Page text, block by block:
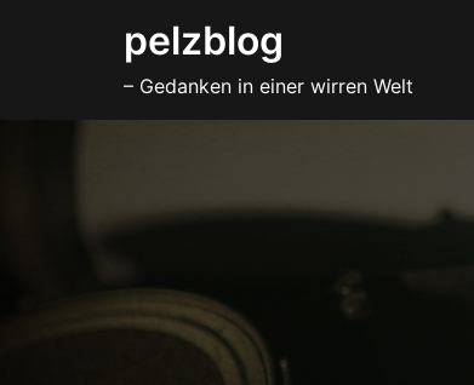
pelzblog
– Gedanken in einer wirren Welt